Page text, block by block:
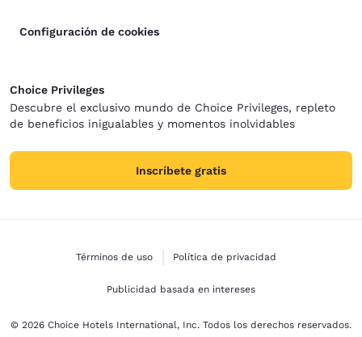
Configuración de cookies
Choice Privileges
Descubre el exclusivo mundo de Choice Privileges, repleto
de beneficios inigualables y momentos inolvidables
Inscríbete gratis
Términos de uso Política de privacidad
Publicidad basada en intereses
© 2026 Choice Hotels International, Inc. Todos los derechos reservados.